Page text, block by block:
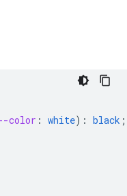
color : white) : black ;